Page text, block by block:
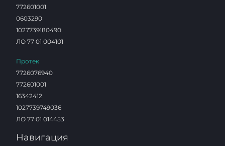
772601001
0603290
1027739180490
ЛО 77 01 004101
Протек
7726076940
772601001
16342412
1027739749036
ЛО 77 01 014453
Навигация